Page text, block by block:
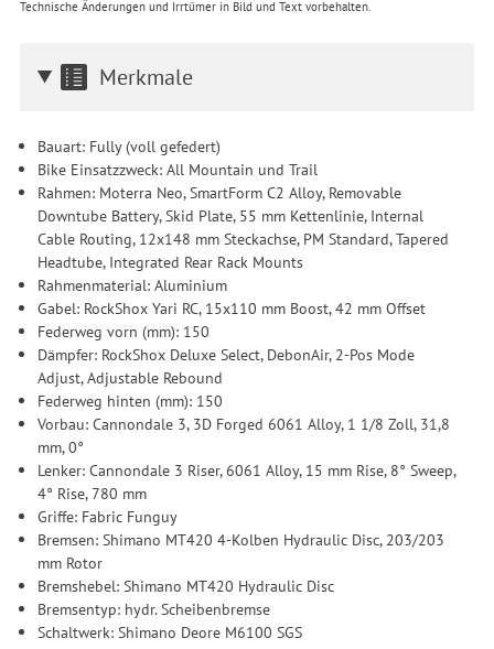
Technische Änderungen und Irrtümer in Bild und Text vorbehalten.
Merkmale
Bauart: Fully (voll gefedert)
Bike Einsatzzweck: All Mountain und Trail
Rahmen: Moterra Neo, SmartForm C2 Alloy, Removable
Downtube Battery, Skid Plate, 55 mm Kettenlinie, Internal
Cable Routing, 12x148 mm Steckachse, PM Standard, Tapered
Headtube, Integrated Rear Rack Mounts
Rahmenmaterial: Aluminium
Gabel: RockShox Yari RC, 15x110 mm Boost, 42 mm Offset
Federweg vorn (mm): 150
Dämpfer: RockShox Deluxe Select, DebonAir, 2-Pos Mode
Adjust, Adjustable Rebound
Federweg hinten (mm): 150
Vorbau: Cannondale 3, 3D Forged 6061 Alloy, 1 1/8 Zoll, 31,8
mm, 0°
Lenker: Cannondale 3 Riser, 6061 Alloy, 15 mm Rise, 8° Sweep,
4° Rise, 780 mm
Griffe: Fabric Funguy
Bremsen: Shimano MT420 4-Kolben Hydraulic Disc, 203/203
mm Rotor
Bremshebel: Shimano MT420 Hydraulic Disc
Bremsentyp: hydr. Scheibenbremse
Schaltwerk: Shimano Deore M6100 SGS